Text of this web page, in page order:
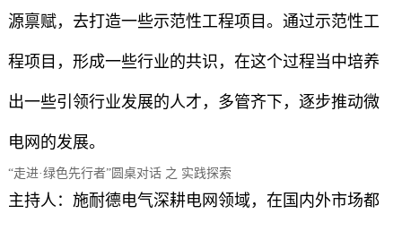
源禀赋，去打造一些示范性工程项目。通过示范性工
程项目，形成一些行业的共识，在这个过程当中培养
出一些引领行业发展的人才，多管齐下，逐步推动微
电网的发展。
“走进·绿色先行者”圆桌对话 之 实践探索
主持人：施耐德电气深耕电网领域，在国内外市场都